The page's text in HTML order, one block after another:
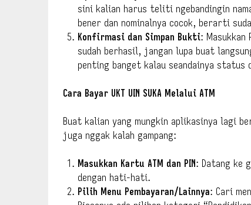
sini kalian harus teliti ngebandingin
bener dan nominalnya cocok, berarti
Konfirmasi dan Simpan Bukti: Masukkan
sudah berhasil, jangan lupa buat
penting banget kalau seandainya status
Cara Bayar UKT UIN SUKA Melalui ATM
Buat kalian yang mungkin aplikasinya lagi
juga nggak kalah gampang:
Masukkan Kartu ATM dan PIN: Datang ke
dengan hati-hati.
Pilih Menu Pembayaran/Lainnya: Cari